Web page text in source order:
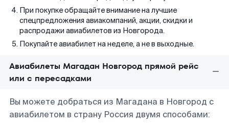
При покупке обращайте внимание на лучшие
спецпредложения авиакомпаний, акции, скидки и
распродажи авиабилетов из Новгорода.
Покупайте авиабилет на неделе, а не в выходные.
Авиабилеты Магадан Новгород прямой рейс
или с пересадками
Вы можете добраться из Магадана в Новгород с
авиабилетом в страну Россия двумя способами: